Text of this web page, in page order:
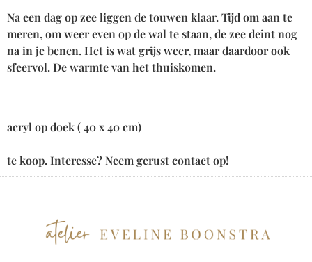
Na een dag op zee liggen de touwen klaar. Tijd om aan te
meren, om weer even op de wal te staan, de zee deint nog
na in je benen. Het is wat grijs weer, maar daardoor ook
sfeervol. De warmte van het thuiskomen.
acryl op doek ( 40 x 40 cm)
te koop. Interesse? Neem gerust contact op!